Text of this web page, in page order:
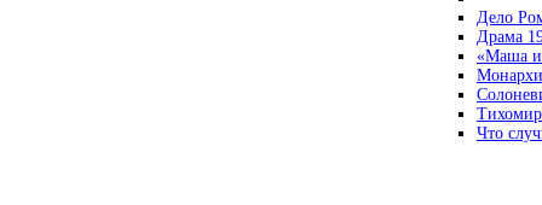
Дело
Драма
«Маша и
Что